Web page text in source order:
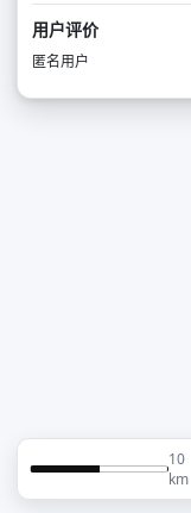
用户评价
匿名用户
10
km